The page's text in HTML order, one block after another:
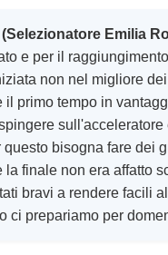
Emilia
e per il
non nel migliore
il primo tempo in
questo bisogna fare dei
la finale non era affatto
bravi a rendere facili
ci prepariamo per